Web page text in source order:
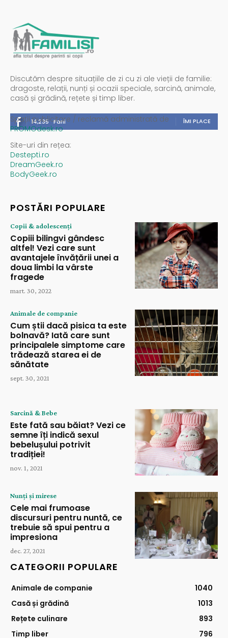
Discutăm despre situațiile de zi cu zi ale vieții de familie:
dragoste, relații, nunți și ocazii speciale, sarcină, animale,
casă și grădină, rețete și timp liber.
14,235 Fani ÎMI PLACE
Spații publicitare / reclamă administrată de
PROMOdesk.ro
Site-uri din rețea:
Destepti.ro
DreamGeek.ro
BodyGeek.ro
POSTĂRI POPULARE
Copii & adolescenți
Copiii bilingvi gândesc
altfel! Vezi care sunt
avantajele învățării unei a
doua limbi la vârste
fragede
mart. 30, 2022
Animale de companie
Cum știi dacă pisica ta este
bolnavă? Iată care sunt
principalele simptome care
trădează starea ei de
sănătate
sept. 30, 2021
Sarcină & Bebe
Este fată sau băiat? Vezi ce
semne îți indică sexul
bebelușului potrivit
tradiției!
nov. 1, 2021
Nunți și mirese
Cele mai frumoase
discursuri pentru nuntă, ce
trebuie să spui pentru a
impresiona
dec. 27, 2021
CATEGORII POPULARE
Animale de companie
1040
Casă și grădină
1013
Rețete culinare
893
Timp liber
796